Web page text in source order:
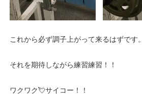
これから必ず調子上がって来るはずです。
それを期待しながら練習練習！！
ワクワク💘サイコー！！